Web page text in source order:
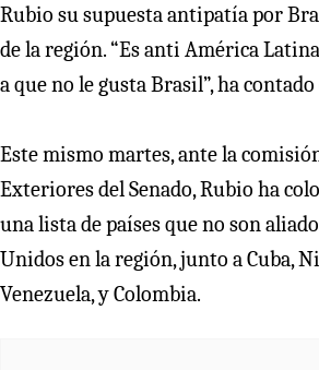
Rubio su supuesta antipatía por
de la región. “Es anti América
a que no le gusta Brasil”, ha
Este mismo martes, ante la
Exteriores del Senado, Rubio ha
una lista de países que no son
Unidos en la región, junto a Cuba,
Venezuela, y Colombia.